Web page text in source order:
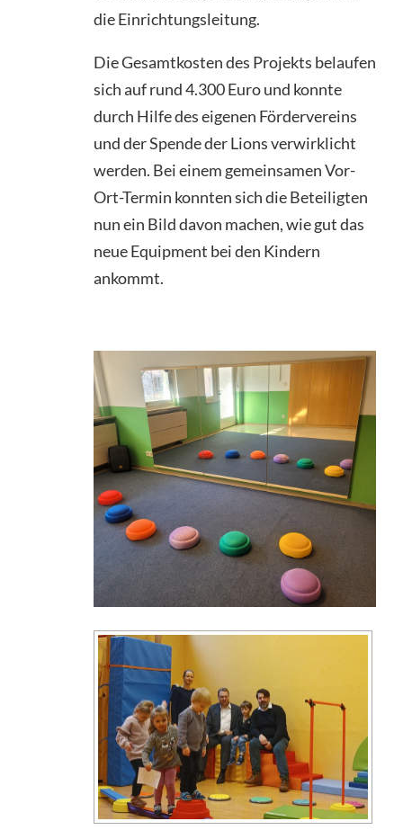
die Einrichtungsleitung.
Die Gesamtkosten des Projekts belaufen
sich auf rund 4.300 Euro und konnte
durch Hilfe des eigenen Fördervereins
und der Spende der Lions verwirklicht
werden. Bei einem gemeinsamen Vor-
Ort-Termin konnten sich die Beteiligten
nun ein Bild davon machen, wie gut das
neue Equipment bei den Kindern
ankommt.